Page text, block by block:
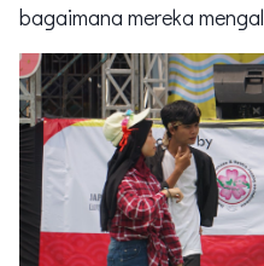
bagaimana mereka